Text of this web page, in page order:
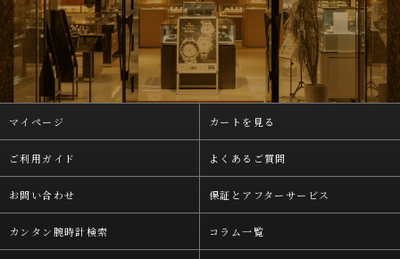
マイページ カートを見る
ご利用ガイド よくあるご質問
お問い合わせ 保証とアフターサービス
カンタン腕時計検索 コラム一覧